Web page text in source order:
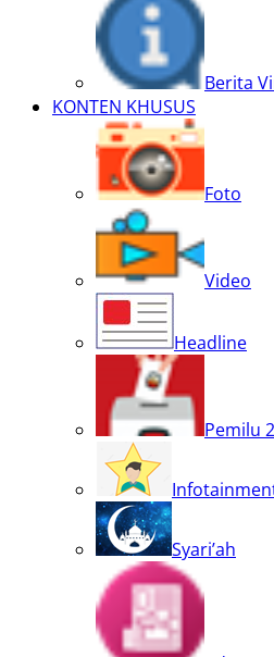
Berita
KONTEN KHUSUS
Foto
Video
Headline
Pemilu
Syari’ah